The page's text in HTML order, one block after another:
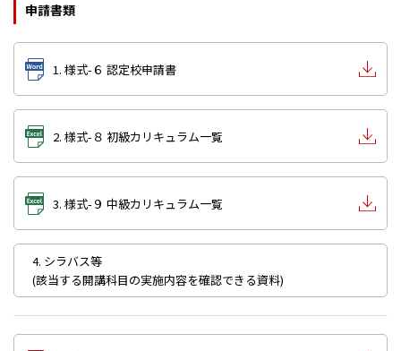
申請書類
1. 様式-６ 認定校申請書
2. 様式-８ 初級カリキュラム一覧
3. 様式-９ 中級カリキュラム一覧
4. シラバス等
(該当する開講科目の実施内容を確認できる資料)